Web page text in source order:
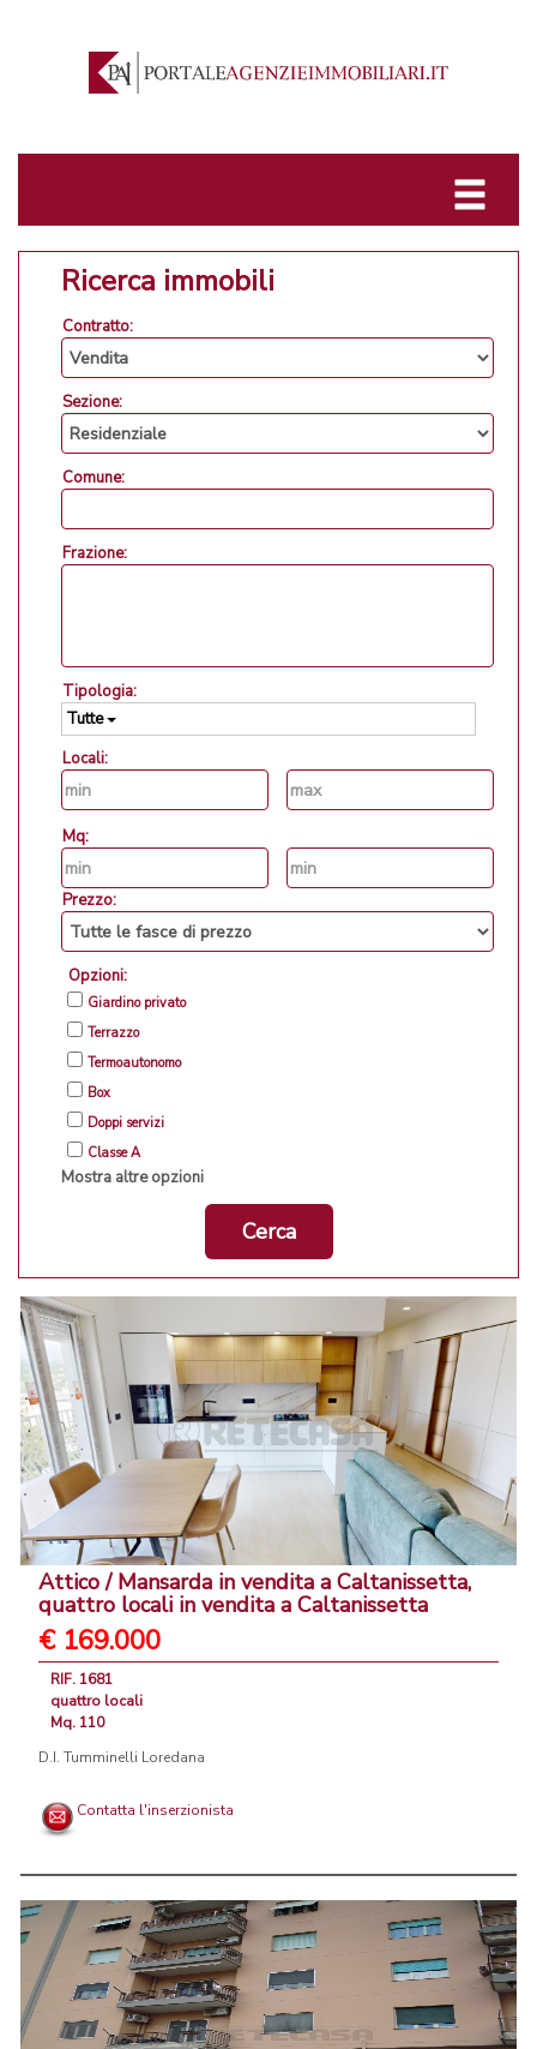
Ricerca immobili
Contratto:
Sezione:
Comune:
Frazione:
Tipologia:
Tutte
Locali:
Mq:
Prezzo:
Opzioni:
Giardino privato
Terrazzo
Termoautonomo
Box
Doppi servizi
Classe A
Mostra altre opzioni
Cerca
Attico / Mansarda in vendita a Caltanissetta,
quattro locali in vendita a Caltanissetta
€ 169.000
RIF. 1681
quattro locali
Mq. 110
D.I. Tumminelli Loredana
Contatta l'inserzionista